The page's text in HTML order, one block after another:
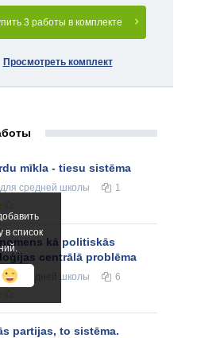
3 работы в комплекте
Просмотреть комплект
в список
mīkla - tiesu sistēma
для средней школы 1
kā politiskās
centrālā problēma
для средней школы 6
partijas, to sistēma.